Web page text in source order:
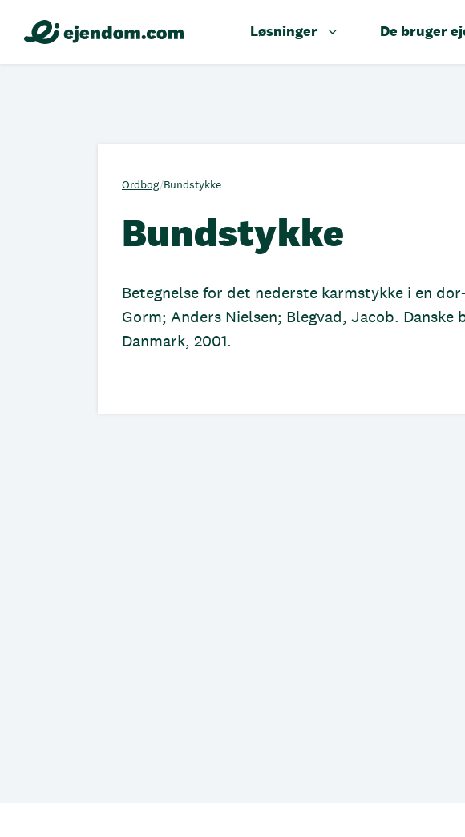
Løsninger De bruger
Ordbog/Bundstykke
Bundstykke
Betegnelse for det nederste karmstykke i en
Gorm; Anders Nielsen; Blegvad, Jacob. Danske
Danmark, 2001.